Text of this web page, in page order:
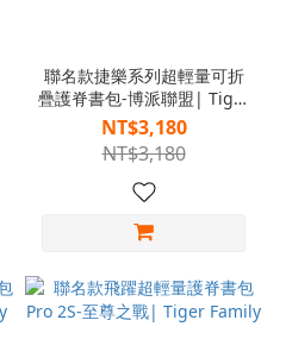
聯名款捷樂系列超輕量可折
疊護脊書包-博派聯盟| Tiger
Family
NT$3,180
NT$3,180